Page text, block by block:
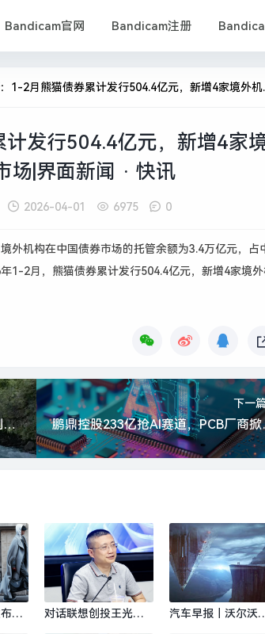
Bandicam官网 Bandicam注册
2月熊猫债券累计发行504.4亿元，新增4家境外机构进入银行间债券市场|界面新闻 · 快讯
发行504.4亿元，新增4家
场|界面新闻 · 快讯
2026-04-01 6975 0
外机构在中国债券市场的托管余额为3.4万亿元，占
1-2月，熊猫债券累计发行504.4亿元，新增4家境
拒绝线上低价内卷，农夫山泉靠“克制型渠道管控” 创业绩新高|界面新闻
下一
鹏鼎控股
秋
对话联想创投王光
汽车早报｜沃尔沃